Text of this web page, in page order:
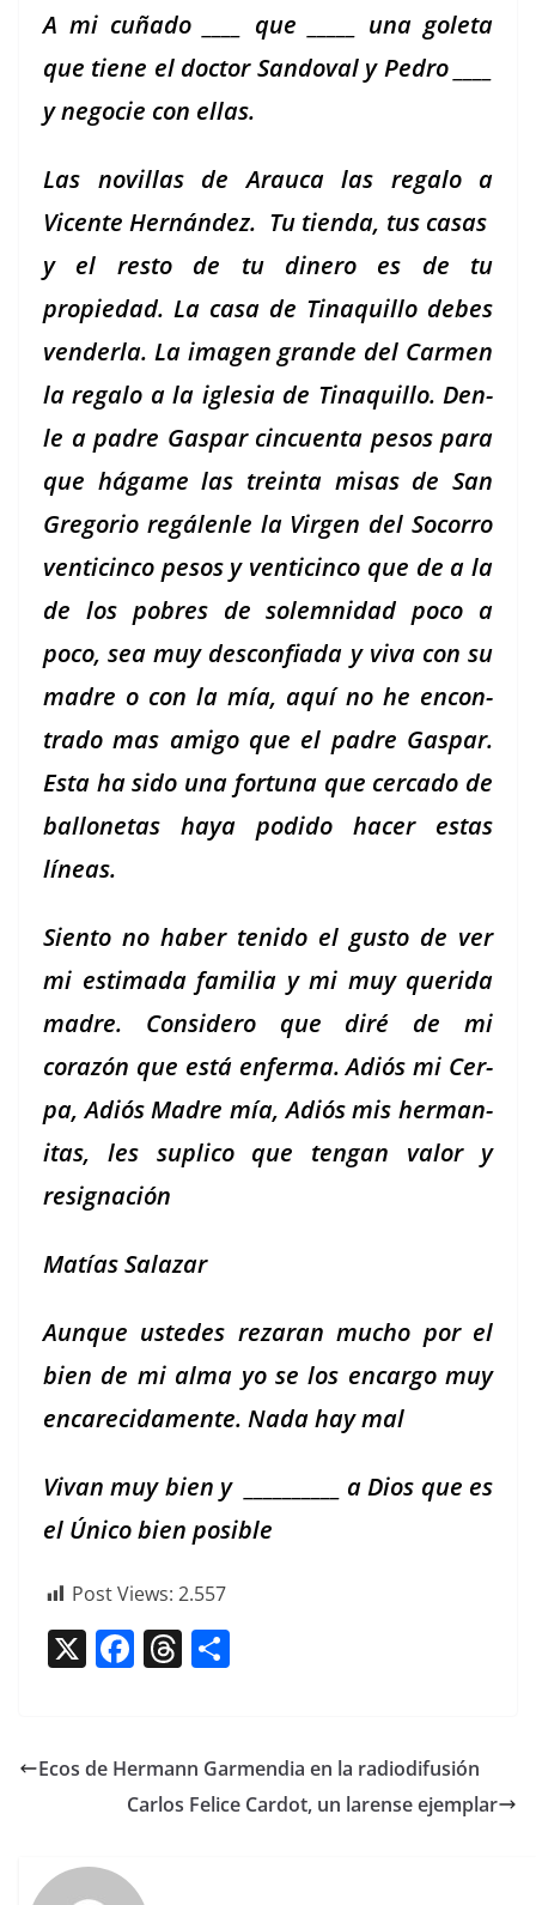
A mi cuña­do ____ que _____ una gole­ta
que tiene el doc­tor San­doval y Pedro ____
y nego­cie con ellas.
Las novil­las de Arau­ca las rega­lo a
Vicente Hernán­dez. Tu tien­da, tus casas
y el resto de tu dinero es de tu
propiedad. La casa de Tinaquil­lo debes
vender­la. La ima­gen grande del Car­men
la rega­lo a la igle­sia de Tinaquil­lo. Den­
le a padre Gas­par cin­cuen­ta pesos para
que hágame las trein­ta misas de San
Gre­go­rio regálen­le la Vir­gen del Socor­ro
ven­ticin­co pesos y ven­ticin­co que de a la
de los pobres de solem­nidad poco a
poco, sea muy descon­fi­a­da y viva con su
madre o con la mía, aquí no he encon­
tra­do mas ami­go que el padre Gas­par.
Esta ha sido una for­tu­na que cer­ca­do de
bal­lone­tas haya podi­do hac­er estas
líneas.
Sien­to no haber tenido el gus­to de ver
mi esti­ma­da famil­ia y mi muy queri­da
madre. Con­sidero que diré de mi
corazón que está enfer­ma. Adiós mi Cer­
pa, Adiós Madre mía, Adiós mis her­man­
i­tas, les supli­co que ten­gan val­or y
resignación
Matías Salazar
Aunque ust­edes rezaran mucho por el
bien de mi alma yo se los encar­go muy
encar­e­ci­da­mente. Nada hay mal
Vivan muy bien y __________ a Dios que es
el Úni­co bien posible
Post Views: 2.557
X F
e
b
o
T
a
d
p
ar
Ecos de Hermann Garmendia en la radiodifusión
Carlos Felice Cardot, un larense ejemplar